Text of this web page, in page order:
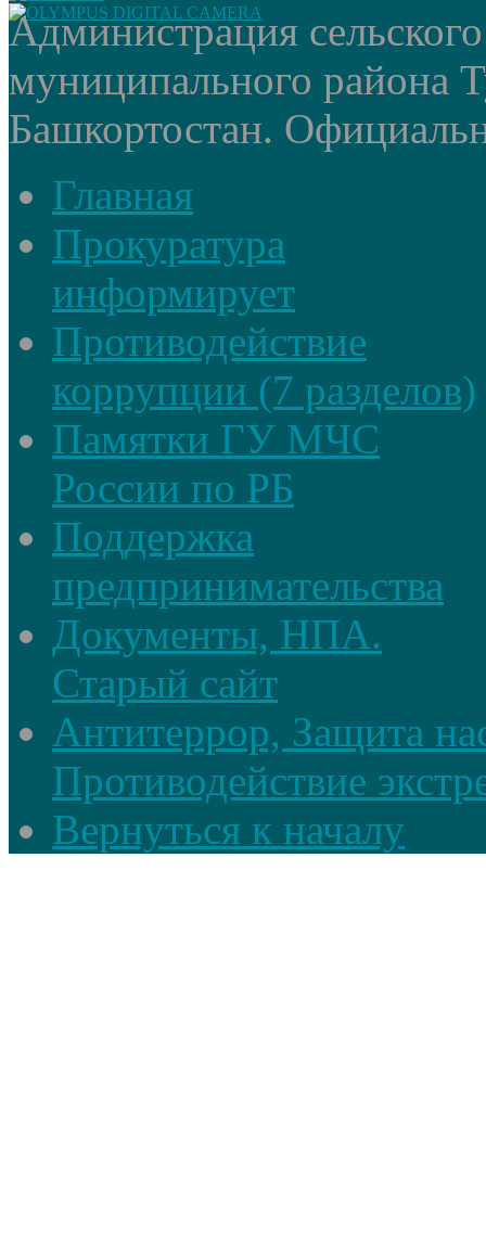
Администрация
муниципального района
Башкортостан.
Главная
Прокуратура
информирует
Противодействие
коррупции (7 разделов)
Памятки ГУ МЧС
России по РБ
Поддержка
предпринимательства
Документы, НПА.
Старый сайт
Антитеррор, Защита
Противодействие
Вернуться к началу